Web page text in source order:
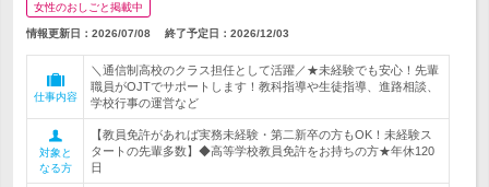
女性のおしごと掲載中
情報更新日：2026/07/08 終了予定日： 2026/12/03
仕事内容
＼通信制高校のクラス担任として活躍／★未経験でも安心！先輩
職員がOJTでサポートします！教科指導や生徒指導、進路相談、
学校行事の運営など
対象と
なる方
【教員免許があれば実務未経験・第二新卒の方もOK！未経験ス
タートの先輩多数】◆高等学校教員免許をお持ちの方★年休120
日